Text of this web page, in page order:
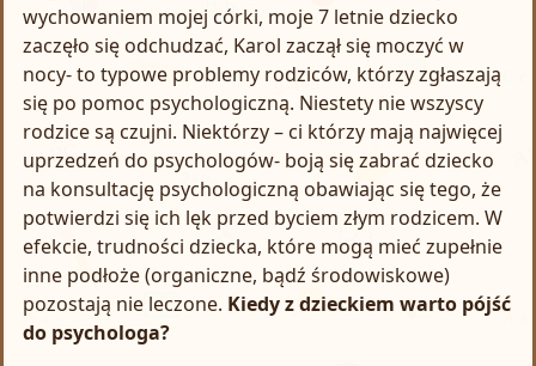
wychowaniem mojej córki, moje 7 letnie dziecko
zaczęło się odchudzać, Karol zaczął się moczyć w
nocy- to typowe problemy rodziców, którzy zgłaszają
się po pomoc psychologiczną. Niestety nie wszyscy
rodzice są czujni. Niektórzy – ci którzy mają najwięcej
uprzedzeń do psychologów- boją się zabrać dziecko
na konsultację psychologiczną obawiając się tego, że
potwierdzi się ich lęk przed byciem złym rodzicem. W
efekcie, trudności dziecka, które mogą mieć zupełnie
inne podłoże (organiczne, bądź środowiskowe)
pozostają nie leczone. Kiedy z dzieckiem warto pójść
do psychologa?